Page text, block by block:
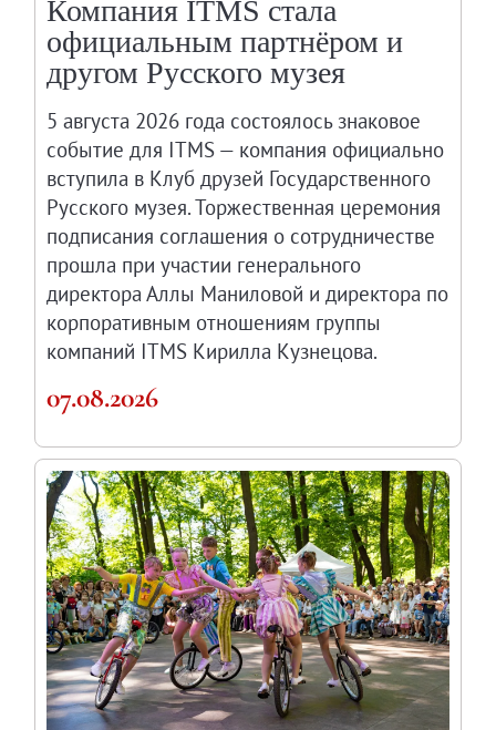
Русское искусство второй половины
Русское народное искусство XVII-XXI
Будущие выставки
Выездные выставки
Садко
Михаил Нестеров
Архив выставок
Степан Эрьзя – скульптор мира. К
Эпоха Императора Александра III и её
Архип Куинджи. Иллюзия света
Русская традиция
Фёдор Васильев. К 175-летию со дня
Посетителям
Справочная информация
Адреса и часы работы
О билетах, льготах и услугах
Правила покупки и возврата билетов
Правила посещения музея
Высказать мнение / Сообщить о проблеме
Экскурсии
Лекции и абонементы
Компания ITMS стала
официальным партнёром и
другом Русского музея
5 августа 2026 года состоялось знаковое
событие для ITMS — компания официально
вступила в Клуб друзей Государственного
Русского музея. Торжественная церемония
подписания соглашения о сотрудничестве
прошла при участии генерального
директора Аллы Маниловой и директора по
корпоративным отношениям группы
компаний ITMS Кирилла Кузнецова.
07.08.2026